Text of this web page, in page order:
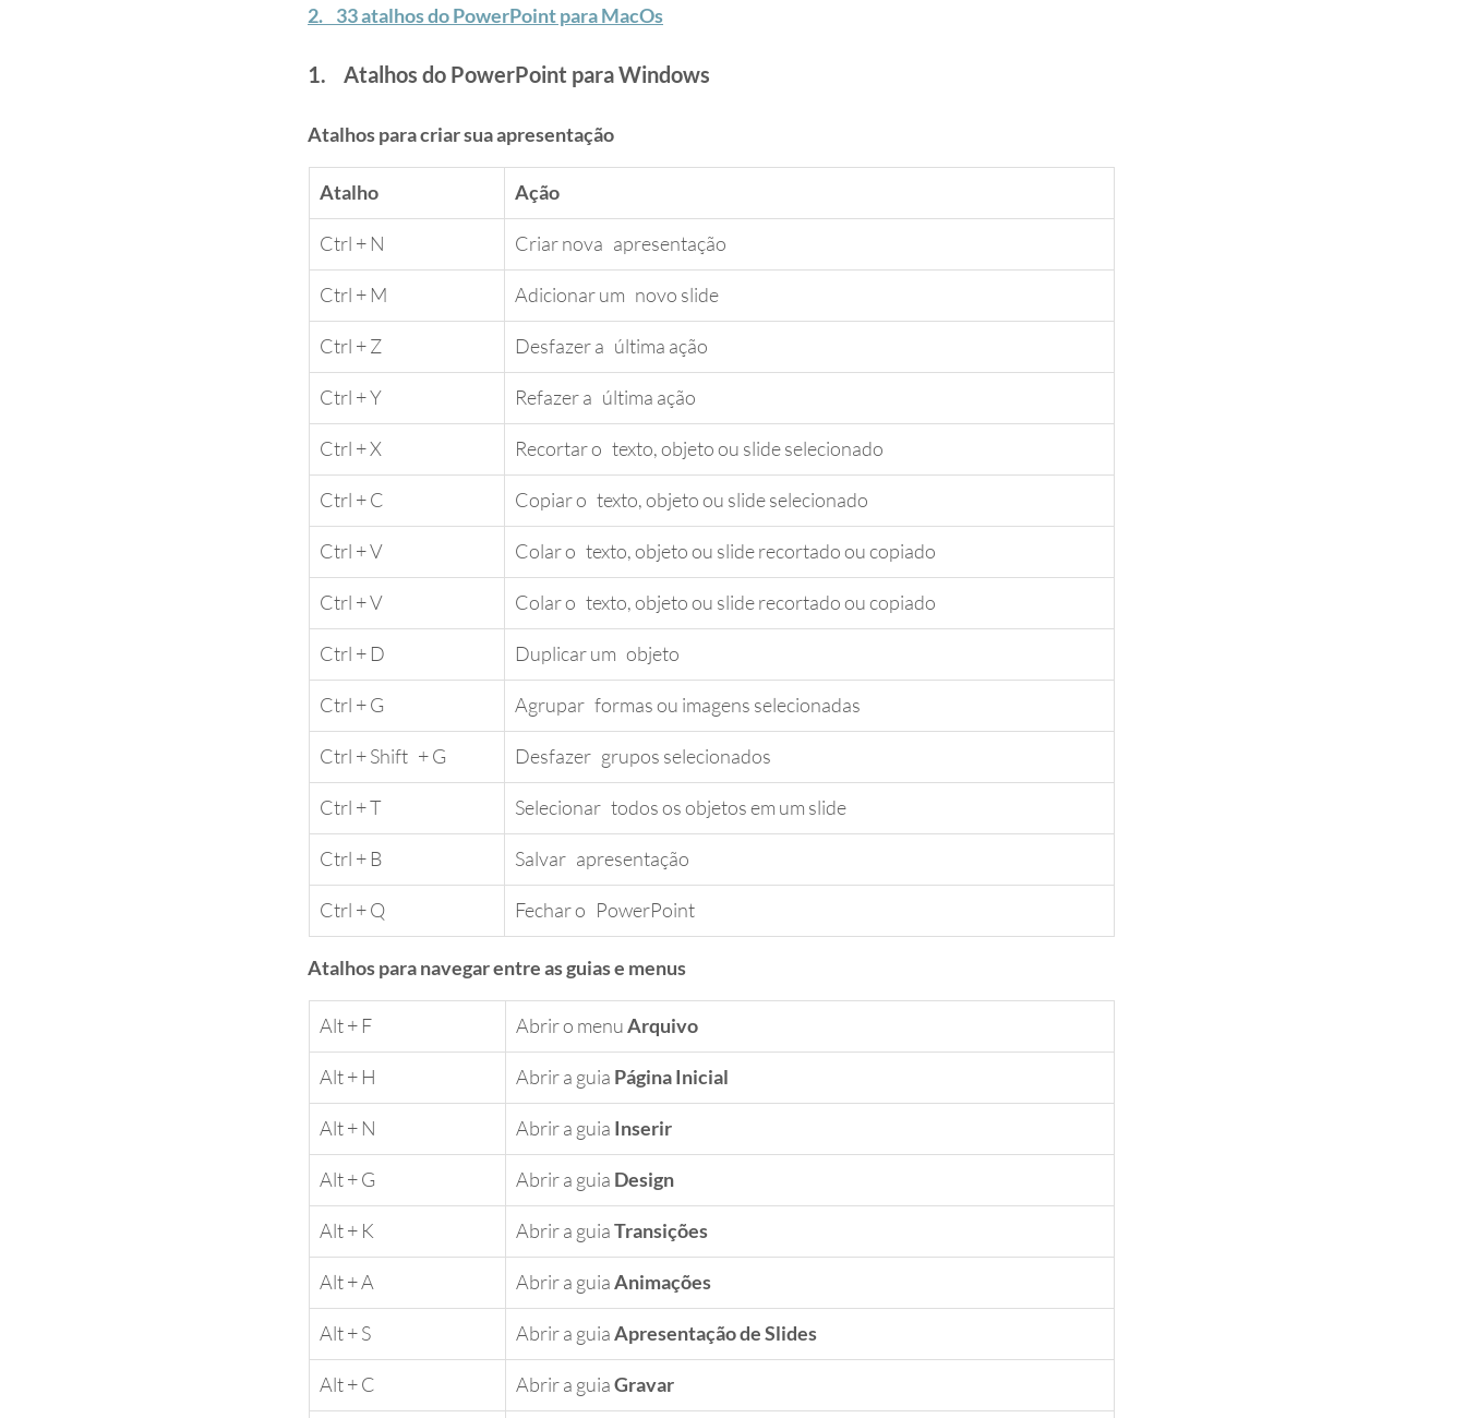
2.    33 atalhos do PowerPoint para MacOs
1.    Atalhos do PowerPoint para Windows
Atalhos para criar sua apresentação
Atalho Ação
Ctrl + N Criar nova   apresentação
Ctrl + M Adicionar um   novo slide
Ctrl + Z Desfazer a   última ação
Ctrl + Y ​Refazer a   última ação
Ctrl + X Recortar o   texto, objeto ou slide selecionado
Ctrl + C Copiar o   texto, objeto ou slide selecionado
Ctrl + V Colar o   texto, objeto ou slide recortado ou copiado
Ctrl + V Colar o   texto, objeto ou slide recortado ou copiado
​Ctrl + D Duplicar um   objeto
Ctrl + G ​Agrupar   formas ou imagens selecionadas
Ctrl + Shift   + G Desfazer   grupos selecionados
​Ctrl + T Selecionar   todos os objetos em um slide
​Ctrl + B Salvar   apresentação
Ctrl + Q ​Fechar o   PowerPoint
Atalhos para navegar entre as guias e menus
​Alt + F Abrir o menu Arquivo
​Alt + H Abrir a guia Página Inicial
​Alt + N ​Abrir a guia Inserir
​Alt + G Abrir a guia Design
​Alt + K Abrir a guia Transições
​Alt + A Abrir a guia Animações
​Alt + S Abrir a guia Apresentação de Slides
​Alt + C ​Abrir a guia Gravar